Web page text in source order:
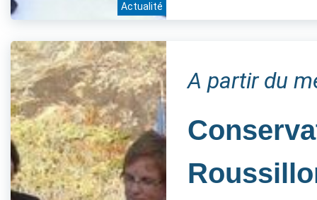
Actualité
A partir du